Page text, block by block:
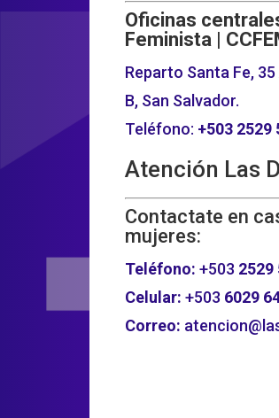
Oficinas
Feminista |
Reparto Santa Fe,
B, San Salvador.
Teléfono: +503 2529
Atención Las
Contactate en
mujeres:
Teléfono: +503 2529
Celular: +503 6029
Correo: